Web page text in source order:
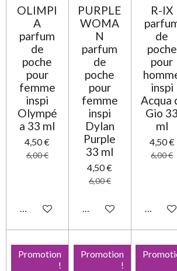
OLIMPI
A
parfum
de
poche
pour
femme
inspi
Olympé
a 33 ml
4,50 €
6,00 €
Ajouter au panier
PURPLE
WOMA
N
parfum
de
poche
pour
femme
inspi
Dylan
Purple
33 ml
4,50 €
6,00 €
Ajouter au panier
R-IX
de
poche
pour
inspi
Acqua
Gio 33
ml
4,50 €
6,00 €
Ajouter
Promotion
!
Promotion
!